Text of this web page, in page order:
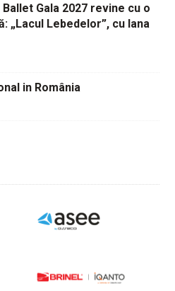
Gala 2027 revine cu o
„Lacul Lebedelor”, cu Iana
in România